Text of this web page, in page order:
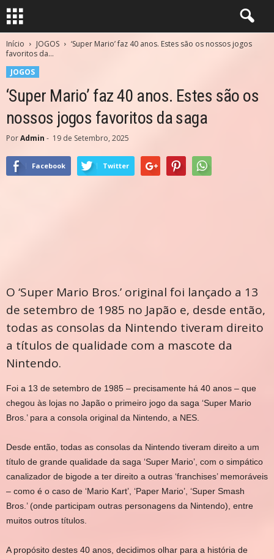
Início JOGOS
‘Super Mario’ faz 40 anos. Estes são os nossos jogos
favoritos da...
JOGOS
‘Super Mario’ faz 40 anos. Estes são os
nossos jogos favoritos da saga
PorAdmin - 19 de Setembro, 2025
Facebook Twitter
O ‘Super Mario Bros.’ original foi lançado a 13
de setembro de 1985 no Japão e, desde então,
todas as consolas da Nintendo tiveram direito
a títulos de qualidade com a mascote da
Nintendo.
Foi a 13 de setembro de 1985 – precisamente há 40 anos – que
chegou às lojas no Japão o primeiro jogo da saga ‘Super Mario
Bros.’ para a consola original da Nintendo, a NES.
Desde então, todas as consolas da Nintendo tiveram direito a um
título de grande qualidade da saga ‘Super Mario’, com o simpático
canalizador de bigode a ter direito a outras ‘franchises’ memoráveis
– como é o caso de ‘Mario Kart’, ‘Paper Mario’, ‘Super Smash
Bros.’ (onde participam outras personagens da Nintendo), entre
muitos outros títulos.
A propósito destes 40 anos, decidimos olhar para a história de